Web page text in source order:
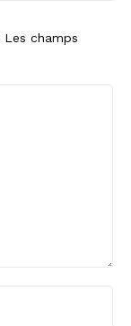
Les champs